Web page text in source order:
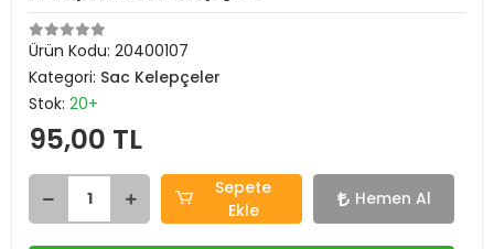
Ürün Kodu: 20400107
Kategori: Sac Kelepçeler
Stok: 20+
95,00 TL
Sepete
Ekle
Hemen Al